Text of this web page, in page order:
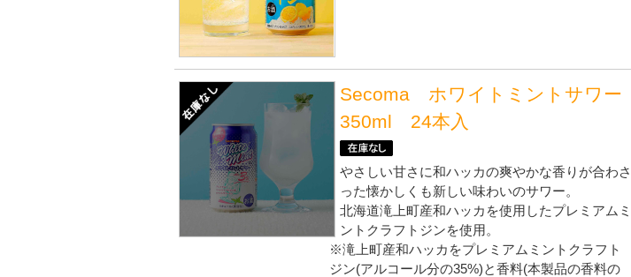
Secoma ホワイトミントサワー
350ml 24本入
やさしい甘さに和ハッカの爽やかな香りが合わさ
った懐かしくも新しい味わいのサワー。
北海道滝上町産和ハッカを使用したプレミアムミ
ントクラフトジンを使用。
※滝上町産和ハッカをプレミアムミントクラフト
ジン(アルコール分の35%)と香料(本製品の香料の